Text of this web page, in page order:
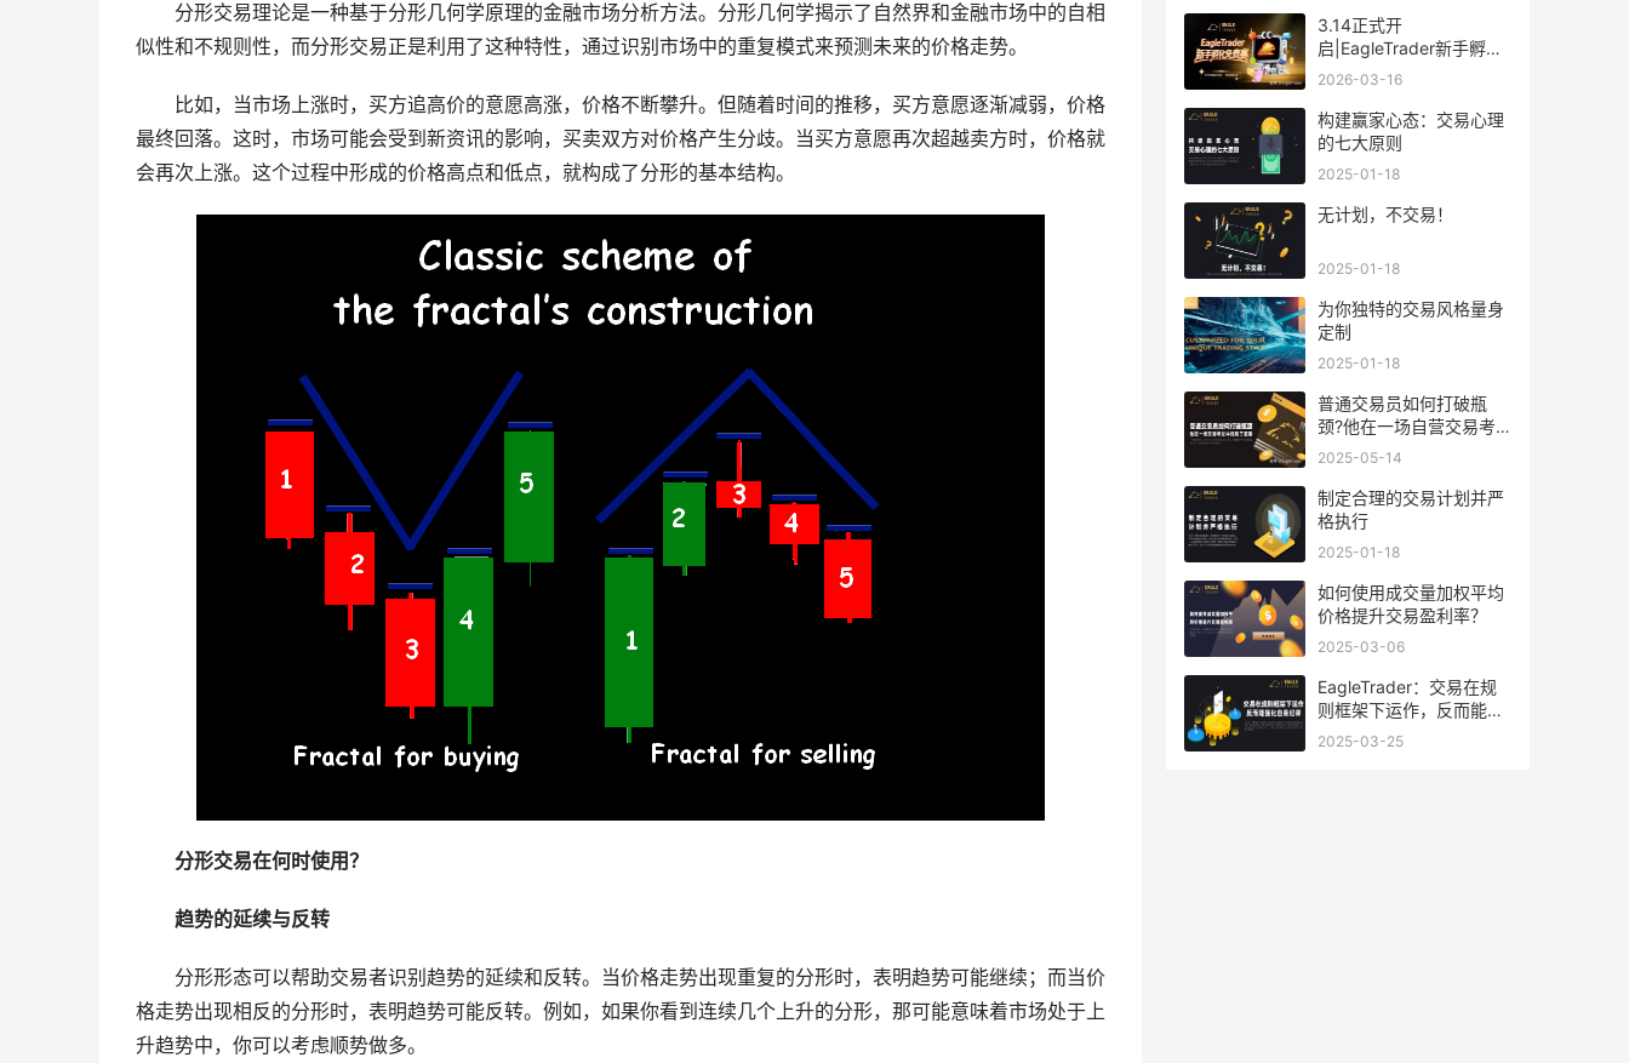
分形交易理论是一种基于分形几何学原理的金融市场分析方法。分形几何学揭示了自然界和金融市场中的自相
似性和不规则性，而分形交易正是利用了这种特性，通过识别市场中的重复模式来预测未来的价格走势。
比如，当市场上涨时，买方追高价的意愿高涨，价格不断攀升。但随着时间的推移，买方意愿逐渐减弱，价格
最终回落。这时，市场可能会受到新资讯的影响，买卖双方对价格产生分歧。当买方意愿再次超越卖方时，价格就
会再次上涨。这个过程中形成的价格高点和低点，就构成了分形的基本结构。
分形交易在何时使用？
趋势的延续与反转
分形形态可以帮助交易者识别趋势的延续和反转。当价格走势出现重复的分形时，表明趋势可能继续；而当价
格走势出现相反的分形时，表明趋势可能反转。例如，如果你看到连续几个上升的分形，那可能意味着市场处于上
升趋势中，你可以考虑顺势做多。
3.14正式开
启|EagleTrader新手孵化
免费赛!零成本解锁分润
2026-03-16
​构建赢家心态：交易心理
的七大原则
2025-01-18
无计划，不交易！
2025-01-18
为你独特的交易风格量身
定制
2025-01-18
普通交易员如何打破瓶
颈?他在一场自营交易考
试中找到了答案
2025-05-14
制定合理的交易计划并严
格执行
2025-01-18
如何使用成交量加权平均
价格提升交易盈利率？
2025-03-06
EagleTrader：交易在规
则框架下运作，反而能强
化自身纪律
2025-03-25